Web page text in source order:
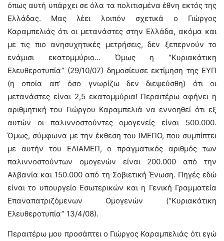
όπως αυτή υπάρχει σε όλα τα πολιτισμένα έθνη εκτός της
Ελλάδας. Μας λέει λοιπόν σχετικά ο Γιώργος
Καραμπελιάς ότι οι μετανάστες στην Ελλάδα, ακόμα και
με τις πιο ανησυχητικές μετρήσεις, δεν ξεπερνούν το
ενάμισι εκατομμύριο… Όμως η “Κυριακάτικη
Ελευθεροτυπία” (29/10/07) δημοσίευσε εκτίμηση της ΕΥΠ
(η οποία απ’ όσο γνωρίζω δεν διεψεύσθη) ότι οι
μετανάστες είναι 2,5 εκατομμύρια! Περαιτέρω αφήνει η
αριθμητική του Γιώργου Καραμπελιά να εννοηθεί ότι εξ
αυτών οι παλιννοστούντες ομογενείς είναι 500.000.
Όμως, σύμφωνα με την έκθεση του ΙΜΕΠΟ, που συμπίπτει
με αυτήν του ΕΛΙΑΜΕΠ, ο πραγματικός αριθμός των
παλιννοστούντων ομογενών είναι 200.000 από την
Αλβανία και 150.000 από τη Σοβιετική Ένωση. Πηγές εδώ
είναι το υπουργείο Εσωτερικών και η Γενική Γραμματεία
Επαναπατριζόμενων Ομογενών (“Κυριακάτικη
Ελευθεροτυπία” 13/4/08).
Περαιτέρω μου προσάπτει ο Γιώργος Καραμπελιάς ότι εγώ